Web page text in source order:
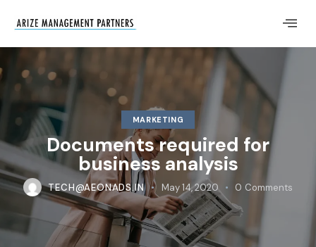
MARKETING
Documents required for
business analysis
TECH@AEONADS.IN May 14, 2020 0 Comments